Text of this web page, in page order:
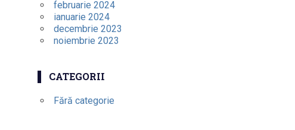
februarie 2024
ianuarie 2024
decembrie 2023
noiembrie 2023
CATEGORII
Fără categorie